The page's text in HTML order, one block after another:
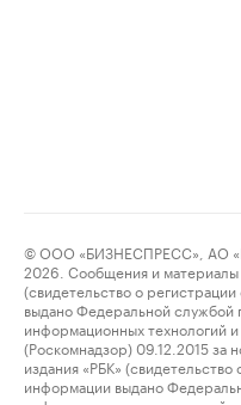
© ООО «БИЗНЕСПРЕСС», АО
2026. Сообщения и материалы
(свидетельство о
выдано Федеральной службой
информационных технологий
(Роскомнадзор) 09.12.2015
издания «РБК»
информации выдано